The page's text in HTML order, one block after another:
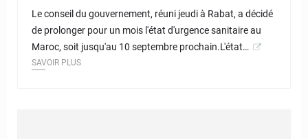
Le conseil du gouvernement, réuni jeudi à Rabat, a décidé
de prolonger pour un mois l'état d'urgence sanitaire au
Maroc, soit jusqu'au 10 septembre prochain.L'état…
SAVOIR PLUS